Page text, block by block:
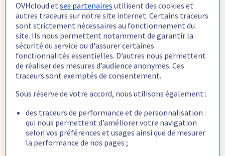
OVHcloud etses partenaires utilisent des cookies et
autres traceurs sur notre site internet. Certains traceurs
sont strictement nécessaires au fonctionnement du
site. Ils nous permettent notamment de garantir la
sécurité du service ou d'assurer certaines
fonctionnalités essentielles. D’autres nous permettent
de réaliser des mesures d’audience anonymes. Ces
traceurs sont exemptés de consentement.
Sous réserve de votre accord, nous utilisons également :
des traceurs de performance et de personnalisation :
qui nous permettent d’améliorer votre navigation
selon vos préférences et usages ainsi que de mesurer
la performance de nos pages ;